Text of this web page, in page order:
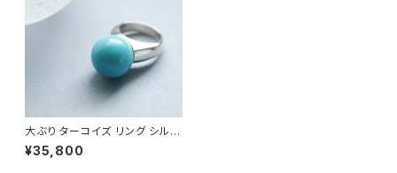
大ぶり ターコイズ リング シルバ
ー925
¥35,800